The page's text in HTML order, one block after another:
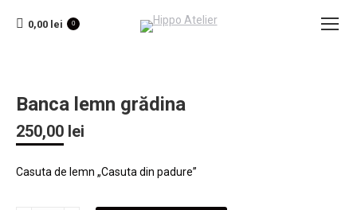
0,00 lei 0
Banca lemn grădina
250,00 lei
Casuta de lemn „Casuta din padure”